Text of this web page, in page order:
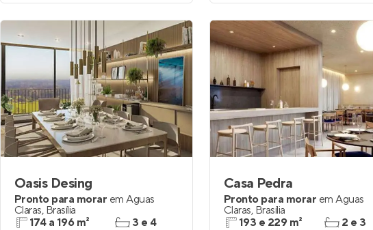
Oasis Desing
Pronto para morar em Águas
Claras, Brasília
174 a 196 m²
3 e 4
Casa Pedra
Pronto para morar em Águas
Claras, Brasília
193 e 229 m²
2 e 3